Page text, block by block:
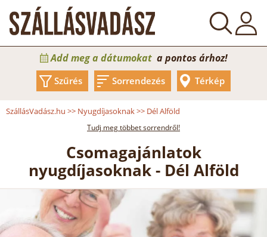
Add meg a dátumokat a pontos árhoz!
Szűrés Sorrendezés Térkép
SzállásVadász.hu >> Nyugdíjasoknak>> Dél Alföld
Tudj meg többet sorrendről!
Csomagajánlatok
nyugdíjasoknak - Dél Alföld